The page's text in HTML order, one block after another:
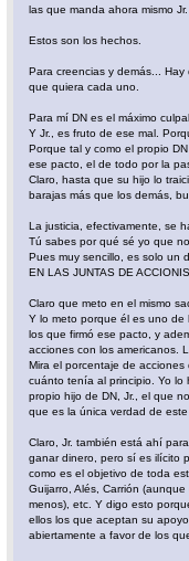
las que manda ahora mismo Jr.
Estos son los hechos.
Para creencias y demás...
que quiera cada uno.
Para mí DN es el máximo
Y Jr., es fruto de ese mal.
Porque tal y como el propio
ese pacto, el de todo por la
Claro, hasta que su hijo lo
barajas más que los demás,
La justicia, efectivamente, se
Tú sabes por qué sé yo que
Pues muy sencillo, es solo un
EN LAS JUNTAS DE
Claro que meto en el mismo
Y lo meto porque él es uno de
los que firmó ese pacto, y
acciones con los americanos.
Mira el porcentaje de
cuánto tenía al principio. Yo lo
propio hijo de DN, Jr., el que
que es la única verdad de
Claro, Jr. también está ahí
ganar dinero, pero sí es ilícito
como es el objetivo de toda
Guijarro, Alés, Carrión
menos), etc. Y digo esto
ellos los que aceptan su
abiertamente a favor de los